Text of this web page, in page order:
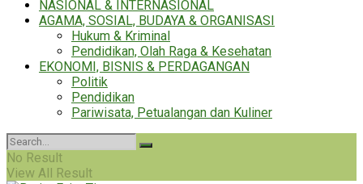
NASIONAL & INTERNASIONAL
AGAMA, SOSIAL, BUDAYA & ORGANISASI
Hukum & Kriminal
Pendidikan, Olah Raga & Kesehatan
EKONOMI, BISNIS & PERDAGANGAN
Politik
Pendidikan
Pariwisata, Petualangan dan Kuliner
No Result
View All Result